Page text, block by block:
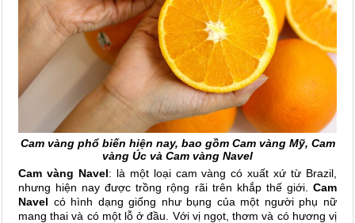
Cam vàng phổ biến hiện nay, bao gồm Cam vàng Mỹ, Cam
vàng Úc và Cam vàng Navel
Cam vàng Navel: là một loại cam vàng có xuất xứ từ Brazil,
nhưng hiện nay được trồng rộng rãi trên khắp thế giới. Cam
Navel có hình dạng giống như bụng của một người phụ nữ
mang thai và có một lỗ ở đầu. Với vị ngọt, thơm và có hương vị